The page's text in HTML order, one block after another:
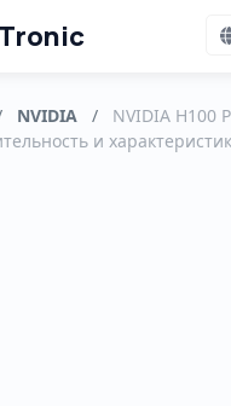
NVIDIA /
NVIDIA H100
и